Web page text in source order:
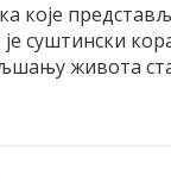
које
суштински
живота